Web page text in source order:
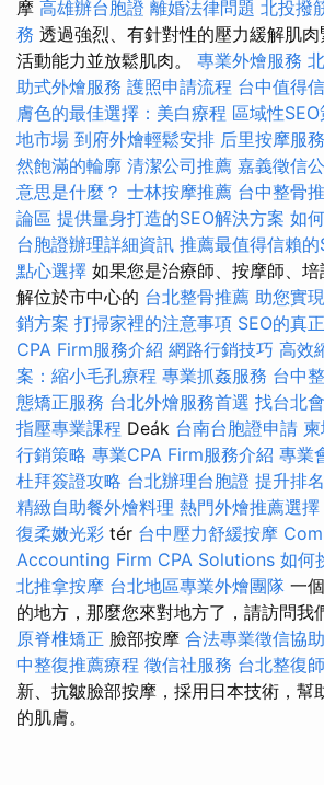
摩 高雄辦台胞證 離婚法律問題 北投撥
務 透過強烈、有針對性的壓力緩解肌
活動能力並放鬆肌肉。 專業外燴服務
助式外燴服務 護照申請流程 台中值得
膚色的最佳選擇：美白療程 區域性
地市場 到府外燴輕鬆安排 后里按摩服務
然飽滿的輪廓 清潔公司推薦 嘉義徵信
意思是什麼？ 士林按摩推薦 台中整骨
論區 提供量身打造的SEO解決方案 如
台胞證辦理詳細資訊 推薦最值得信賴的
點心選擇 如果您是治療師、按摩師、
解位於市中心的 台北整骨推薦 助您實
銷方案 打掃家裡的注意事項 SEO的真
CPA Firm服務介紹 網路行銷技巧 高效
案：縮小毛孔療程 專業抓姦服務 台中
態矯正服務 台北外燴服務首選 找台北
指壓專業課程 Deák 台南台胞證申請
行銷策略 專業CPA Firm服務介紹 專業
杜拜簽證攻略 台北辦理台胞證 提升排
精緻自助餐外燴料理 熱門外燴推薦選擇
復柔嫩光彩 tér 台中壓力舒緩按摩
Accounting Firm CPA Solutions 如何
北推拿按摩 台北地區專業外燴團隊 一
的地方，那麼您來對地方了，請訪問我
原脊椎矯正 臉部按摩 合法專業徵信協助
中整復推薦療程 徵信社服務 台北整復
新、抗皺臉部按摩，採用日本技術，幫
的肌膚。